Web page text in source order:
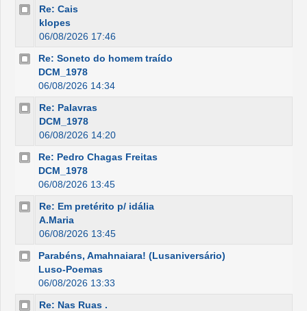
Re: Cais
klopes
06/08/2026 17:46
Re: Soneto do homem traído
DCM_1978
06/08/2026 14:34
Re: Palavras
DCM_1978
06/08/2026 14:20
Re: Pedro Chagas Freitas
DCM_1978
06/08/2026 13:45
Re: Em pretérito p/ idália
A.Maria
06/08/2026 13:45
Parabéns, Amahnaiara! (Lusaniversário)
Luso-Poemas
06/08/2026 13:33
Re: Nas Ruas .